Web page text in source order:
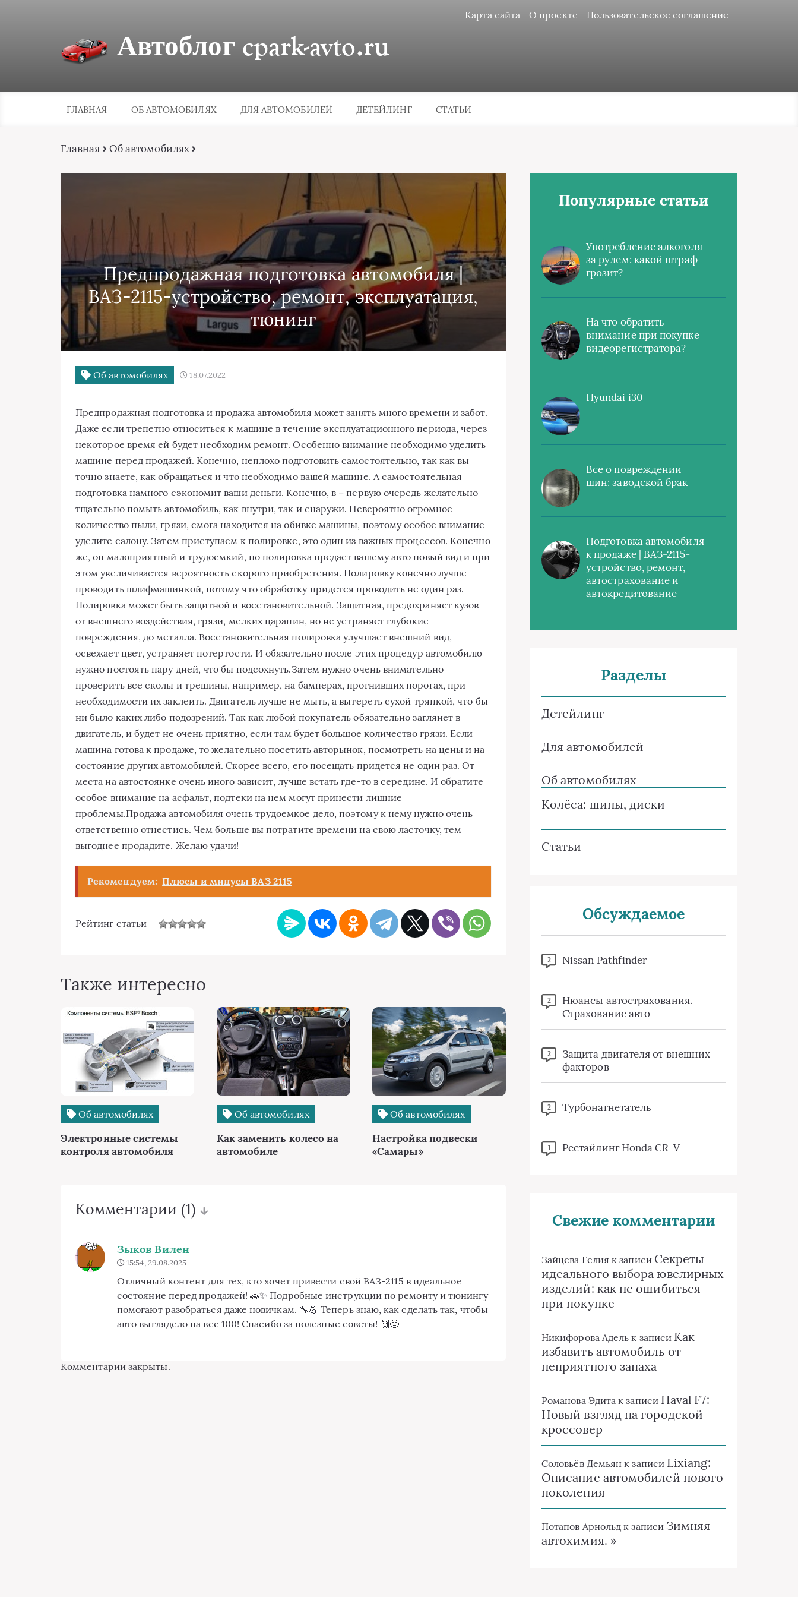
Карта сайта О проекте Пользовательское соглашение
Автоблог cpark-avto.ru
ГЛАВНАЯ ОБ АВТОМОБИЛЯХ ДЛЯ АВТОМОБИЛЕЙ ДЕТЕЙЛИНГ СТАТЬИ
Главная Об автомобилях
Предпродажная подготовка автомобиля |
ВАЗ-2115-устройство, ремонт, эксплуатация,
тюнинг
Об автомобилях 18.07.2022
Предпродажная подготовка и продажа автомобиля может занять много времени и забот.
Даже если трепетно относиться к машине в течение эксплуатационного периода, через
некоторое время ей будет необходим ремонт. Особенно внимание необходимо уделить
машине перед продажей. Конечно, неплохо подготовить самостоятельно, так как вы
точно знаете, как обращаться и что необходимо вашей машине. А самостоятельная
подготовка намного сэкономит ваши деньги. Конечно, в – первую очередь желательно
тщательно помыть автомобиль, как внутри, так и снаружи. Невероятно огромное
количество пыли, грязи, смога находится на обивке машины, поэтому особое внимание
уделите салону. Затем приступаем к полировке, это один из важных процессов. Конечно
же, он малоприятный и трудоемкий, но полировка предаст вашему авто новый вид и при
этом увеличивается вероятность скорого приобретения. Полировку конечно лучше
проводить шлифмашинкой, потому что обработку придется проводить не один раз.
Полировка может быть защитной и восстановительной. Защитная, предохраняет кузов
от внешнего воздействия, грязи, мелких царапин, но не устраняет глубокие
повреждения, до металла. Восстановительная полировка улучшает внешний вид,
освежает цвет, устраняет потертости. И обязательно после этих процедур автомобилю
нужно постоять пару дней, что бы подсохнуть.Затем нужно очень внимательно
проверить все сколы и трещины, например, на бамперах, прогнивших порогах, при
необходимости их заклеить. Двигатель лучше не мыть, а вытереть сухой тряпкой, что бы
ни было каких либо подозрений. Так как любой покупатель обязательно заглянет в
двигатель, и будет не очень приятно, если там будет большое количество грязи. Если
машина готова к продаже, то желательно посетить авторынок, посмотреть на цены и на
состояние других автомобилей. Скорее всего, его посещать придется не один раз. От
места на автостоянке очень иного зависит, лучше встать где-то в середине. И обратите
особое внимание на асфальт, подтеки на нем могут принести лишние
проблемы.Продажа автомобиля очень трудоемкое дело, поэтому к нему нужно очень
ответственно отнестись. Чем больше вы потратите времени на свою ласточку, тем
выгоднее продадите. Желаю удачи!
Рекомендуем: Плюсы и минусы ВАЗ 2115
Рейтинг статьи
Также интересно
Об автомобилях
Электронные системы
контроля автомобиля
Об автомобилях
Как заменить колесо на
автомобиле
Об автомобилях
Настройка подвески
«Самары»
Комментарии (1)
Зыков Вилен
15:54, 29.08.2025
Отличный контент для тех, кто хочет привести свой ВАЗ-2115 в идеальное
состояние перед продажей! 🚗✨ Подробные инструкции по ремонту и тюнингу
помогают разобраться даже новичкам. 🔧💪 Теперь знаю, как сделать так, чтобы
авто выглядело на все 100! Спасибо за полезные советы! 🙌😊
Комментарии закрыты.
Популярные статьи
Употребление алкоголя
за рулем: какой штраф
грозит?
На что обратить
внимание при покупке
видеорегистратора?
Hyundai i30
Все о повреждении
шин: заводской брак
Подготовка автомобиля
к продаже | ВАЗ-2115-
устройство, ремонт,
автострахование и
автокредитование
Разделы
Детейлинг
Для автомобилей
Об автомобилях
Колёса: шины, диски
Статьи
Обсуждаемое
2 Nissan Pathfinder
2
Нюансы автострахования.
Страхование авто
2
Защита двигателя от внешних
факторов
2 Турбонагнетатель
1 Рестайлинг Honda CR-V
Свежие комментарии
Зайцева Гелия к записи Секреты
идеального выбора ювелирных
изделий: как не ошибиться
при покупке
Никифорова Адель к записи Как
избавить автомобиль от
неприятного запаха
Романова Эдита к записи Haval F7:
Новый взгляд на городской
кроссовер
Соловьёв Демьян к записи Lixiang:
Описание автомобилей нового
поколения
Потапов Арнольд к записи Зимняя
автохимия. »